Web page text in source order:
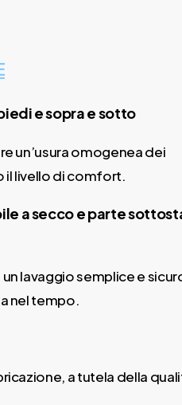
e sopra e sotto
un’usura omogenea dei
il livello di comfort.
a secco e parte
lavaggio semplice e
nel tempo.
a tutela della